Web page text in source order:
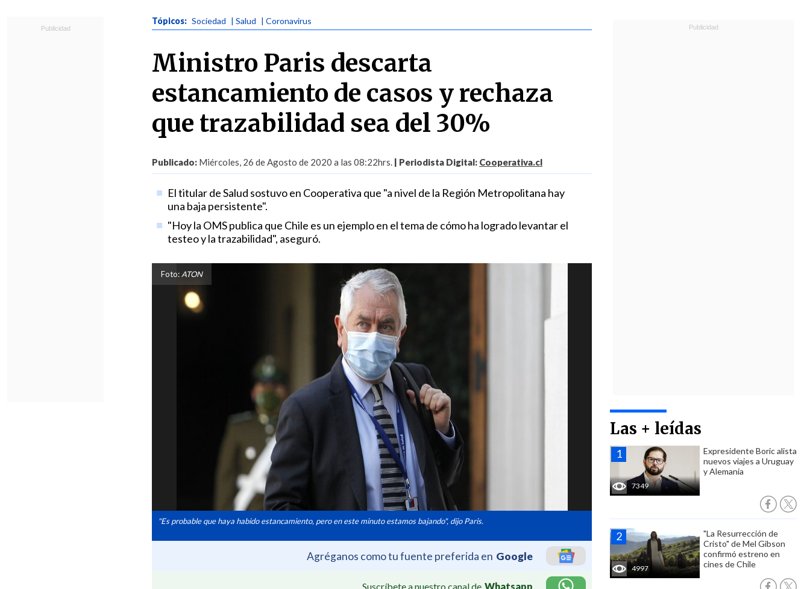
Tópicos: Sociedad | Salud | Coronavirus
Ministro Paris descarta
estancamiento de casos y rechaza
que trazabilidad sea del 30%
Publicado: Miércoles, 26 de Agosto de 2020 a las 08:22hrs. | Periodista Digital: Cooperativa.cl
El titular de Salud sostuvo en Cooperativa que "a nivel de la Región Metropolitana hay
una baja persistente".
"Hoy la OMS publica que Chile es un ejemplo en el tema de cómo ha logrado levantar el
testeo y la trazabilidad", aseguró.
Foto: ATON
"Es probable que haya habido estancamiento, pero en este minuto estamos bajando", dijo Paris.
Agréganos como tu fuente preferida en Google
Suscríbete a nuestro canal de Whatsapp
Las + leídas
7349
Expresidente Boric alista
nuevos viajes a Uruguay
y Alemania
4997
"La Resurrección de
Cristo" de Mel Gibson
confirmó estreno en
cines de Chile